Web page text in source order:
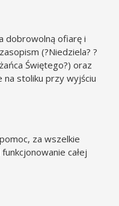
dobrowolną ofiarę i
(?Niedziela? ?
Świętego?) oraz
na stoliku przy wyjściu
za wszelkie
całej